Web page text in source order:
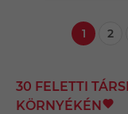
1 2
30 FELETTI
KÖRNYÉKÉN